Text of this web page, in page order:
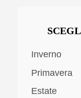
Inverno
Primavera
Estate